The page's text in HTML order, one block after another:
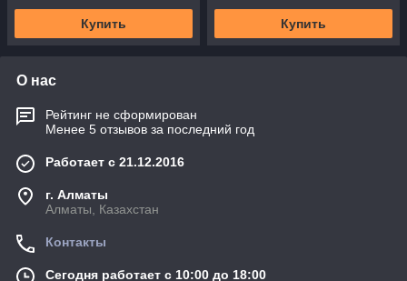
Купить Купить
О нас
Рейтинг не сформирован
Менее 5 отзывов за последний год
Работает с 21.12.2016
г. Алматы
Алматы, Казахстан
Контакты
Сегодня работает с 10:00 до 18:00